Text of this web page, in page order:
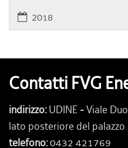
2018
Contatti FVG
indirizzo:UDINE -Viale
lato posteriore del palazzo
telefono:0432 421769